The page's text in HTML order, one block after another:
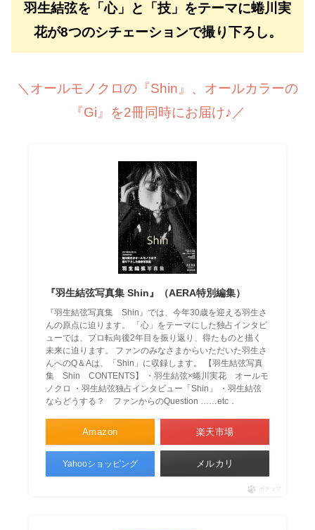
羽生結弦を「心」と「技」をテーマに蜷川実
花が8つのシチェーションで撮り下ろし。
＼オールモノクロの『Shin』、オールカラーの
『Gi』を2冊同時にお届け♪／
『羽生結弦写真集 Shin』（AERA特別編集）
『羽生結弦写真集 Shin』では、今年30歳を迎える羽生さ
んの原点に迫ります。 「心」をテーマにした独占インタビ
ューでは、プロ転向後2年目を振り返り、得たものと描く
未来に迫ります。 ファンのみなさまからいただいた羽生さ
んへのQ＆Aは、「Shin」に収録します。 【羽生結弦写真
集 Shin CONTENTS】 ・羽生結弦×蜷川実花 オールモ
ノクロ ・羽生結弦独占インタビュー「Shin」 ・羽生結弦
ならどうする？ ファンからのQuestion ……etc．
Amazon 楽天市場
Yahooショッピング メルカリ
ポチップ